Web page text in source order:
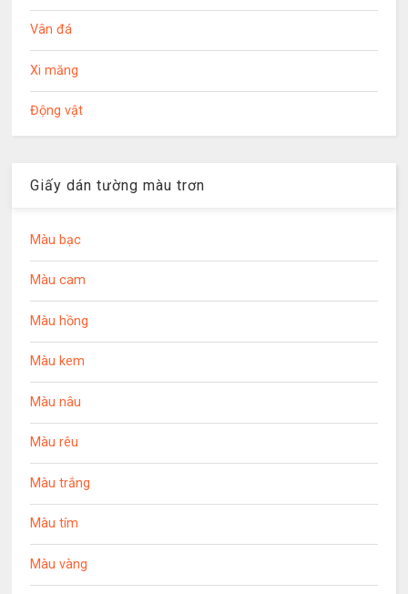
Vân đá
Xi măng
Động vật
Giấy dán tường màu trơn
Màu bạc
Màu cam
Màu hồng
Màu kem
Màu nâu
Màu rêu
Màu trắng
Màu tím
Màu vàng